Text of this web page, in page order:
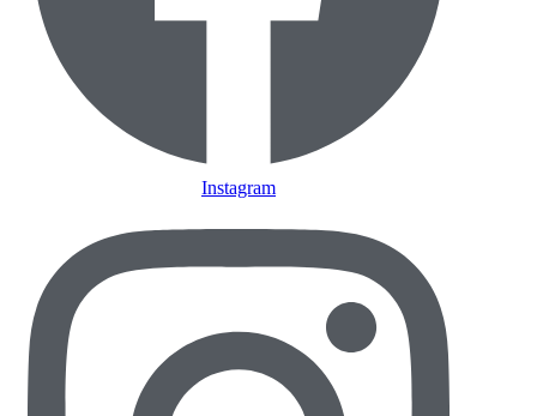
Instagram